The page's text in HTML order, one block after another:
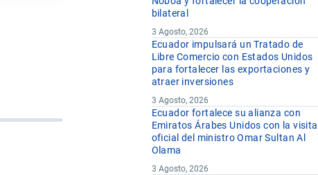
bilateral
3 Agosto, 2026
Ecuador impulsará un Tratado de
Libre Comercio con Estados Unidos
para fortalecer las exportaciones y
atraer inversiones
3 Agosto, 2026
Ecuador fortalece su alianza con
Emiratos Árabes Unidos con la visita
oficial del ministro Omar Sultan Al
Olama
3 Agosto, 2026